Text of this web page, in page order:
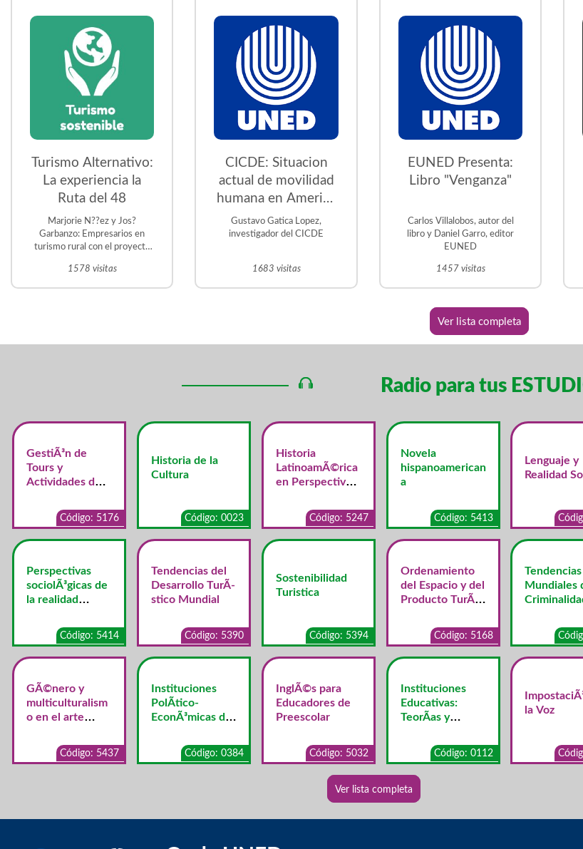
Turismo Alternativo:
La experiencia la
Ruta del 48
Marjorie N??ez y Jos?
Garbanzo: Empresarios en
turismo rural con el proyecto
Violeta. Frailes de
Desamparados Martin Vargas
1578 visitas
CICDE: Situacion
actual de movilidad
humana en America
Latina. Desafios
prioritarios para la
Gustavo Gatica Lopez,
investigador del CICDE
1683 visitas
EUNED Presenta:
Libro "Venganza"
Carlos Villalobos, autor del
libro y Daniel Garro, editor
EUNED
1457 visitas
Ver lista completa
Radio para tus
GestiÃ³n de
Tours y
Actividades de
Alternativo y de
Aventura
Código: 5176
Historia de la
Cultura
Código: 0023
Historia
LatinoamÃ©rica
en Perspectiva
Código: 5247
Novela
hispanoamerican
a
Código: 5413
Lenguaje y
Realidad
Perspectivas
sociolÃ³gicas de
la realidad
Código: 5414
Tendencias del
Desarrollo TurÃ­
stico Mundial
Código: 5390
Sostenibilidad
Turistica
Código: 5394
Ordenamiento
del Espacio y del
Producto TurÃ­
Código: 5168
Tendencias
Mundiales
GÃ©nero y
multiculturalism
o en el arte
Código: 5437
Instituciones
PolÃ­tico-
EconÃ³micas de
Código: 0384
InglÃ©s para
Educadores de
Preescolar
Código: 5032
Instituciones
Educativas:
TeorÃ­as y
Código: 0112
la Voz
Ver lista completa